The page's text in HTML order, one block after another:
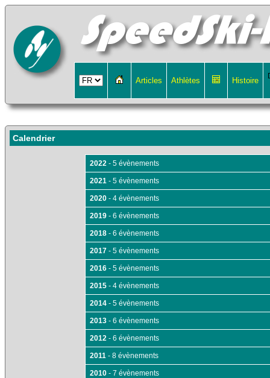
Articles Athlètes Histoire
Calendrier
2022 - 5 évènements
2021 - 5 évènements
2020 - 4 évènements
2019 - 6 évènements
2018 - 6 évènements
2017 - 5 évènements
2016 - 5 évènements
2015 - 4 évènements
2014 - 5 évènements
2013 - 6 évènements
2012 - 6 évènements
2011 - 8 évènements
2010 - 7 évènements